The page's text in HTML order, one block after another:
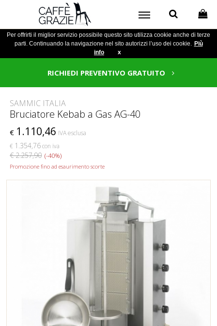
Per offrirti il miglior servizio possibile questo sito utilizza cookie anche di terze
parti. Continuando la navigazione nel sito autorizzi l’uso dei cookie. Più
info
x
RICHIEDI PREVENTIVO GRATUITO
SAMMIC ITALIA
Bruciatore Kebab a Gas AG-40
€ 1.110,46 IVA esclusa
€ 1.354,76con iva
€ 2.257,90 (-40%)
Promozione fino ad esaurimento scorte